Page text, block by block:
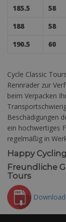
185.5
58
188
58
190.5
60
Cycle Classic
Rennräder zur
beim Verpacken
Beschädigungen
ein hochwertiges
regelmäßig in
Happy
Freundliche
Tours